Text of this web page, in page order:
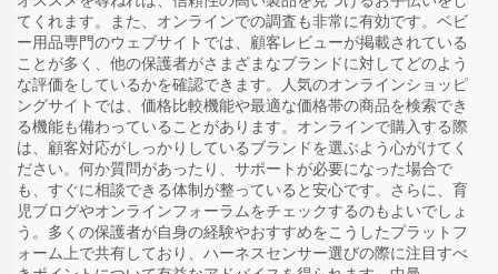
てくれます。また、オンラインでの調査も非常に有効です。ベビ
ー用品専門のウェブサイトでは、顧客レビューが掲載されている
ことが多く、他の保護者がさまざまなブランドに対してどのよう
な評価をしているかを確認できます。人気のオンラインショッピ
ングサイトでは、価格比較機能や最適な価格帯の商品を検索でき
る機能も備わっていることがあります。オンラインで購入する際
は、顧客対応がしっかりしているブランドを選ぶよう心がけてく
ださい。何か質問があったり、サポートが必要になった場合で
も、すぐに相談できる体制が整っていると安心です。さらに、育
児ブログやオンラインフォーラムをチェックするのもよいでしょ
う。多くの保護者が自身の経験やおすすめをこうしたプラットフ
ォーム上で共有しており、ハーネスセンサー選びの際に注目すべ